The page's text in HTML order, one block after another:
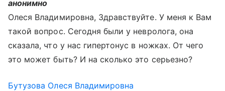
анонимно
Олеся Владимировна, Здравствуйте. У меня к Вам
такой вопрос. Сегодня были у невролога, она
сказала, что у нас гипертонус в ножках. От чего
это может быть? И на сколько это серьезно?
Бутузова Олеся Владимировна